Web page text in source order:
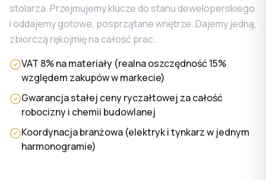
stolarza. Przejmujemy klucze do stanu deweloperskiego
i oddajemy gotowe, posprzątane wnętrze. Dajemy jedną,
zbiorczą rękojmię na całość prac.
VAT 8% na materiały (realna oszczędność 15%
względem zakupów w markecie)
Gwarancja stałej ceny ryczałtowej za całość
robocizny i chemii budowlanej
Koordynacja branżowa (elektryk i tynkarz w jednym
harmonogramie)